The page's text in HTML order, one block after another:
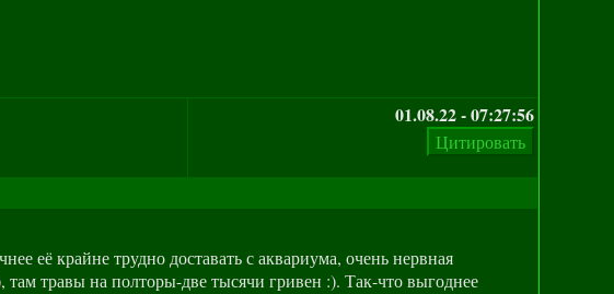
01.08.22 - 07:27:56
её крайне трудно доставать с аквариума, очень нервная
травы на полторы-две тысячи гривен :). Так-что выгоднее